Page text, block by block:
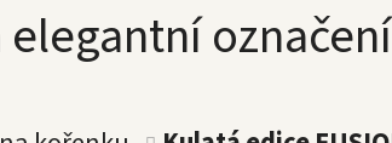
elegantní